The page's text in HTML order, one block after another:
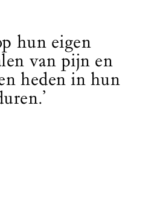
hun eigen
van pijn en
heden in hun